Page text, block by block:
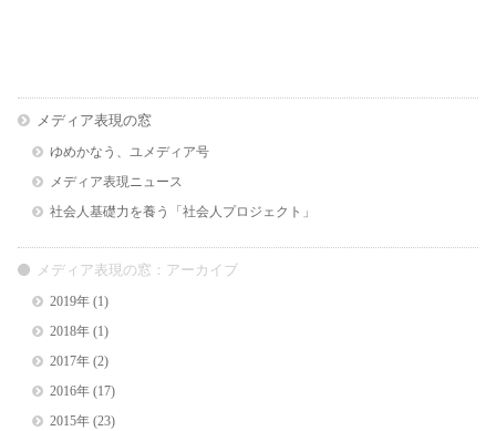
メディア表現の窓
ゆめかなう、ユメディア号
メディア表現ニュース
社会人基礎力を養う「社会人プロジェクト」
メディア表現の窓：アーカイブ
2019年(1)
2018年(1)
2017年(2)
2016年(17)
2015年(23)